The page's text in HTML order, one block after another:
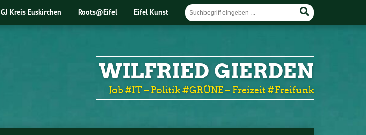
GJ Kreis Euskirchen Roots@Eifel Eifel Kunst
WILFRIED GIERDEN
Job #IT – Politik #GRÜNE – Freizeit #Freifunk